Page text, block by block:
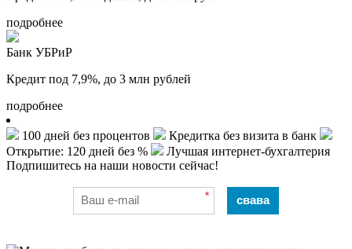
подробнее
Банк УБРиР
Кредит под 7,9%, до 3 млн рублей
подробнее
100 дней без процентов
Кредитка без визита в банк
Открытие: 120 дней без %
Лучшая интернет-бухгалтерия
Подпишитесь на наши новости сейчас!
* свава